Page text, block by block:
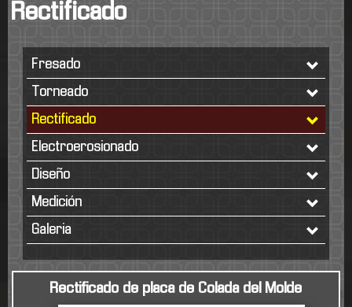
Rectificado
Fresado
Torneado
Rectificado
Electroerosionado
Diseño
Medición
Galeria
Rectificado de placa de Colada del Molde